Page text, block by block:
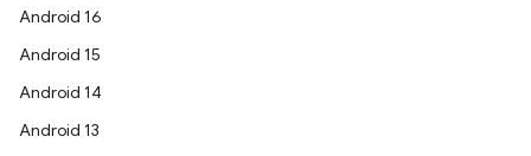
Android 16
Android 15
Android 14
Android 13